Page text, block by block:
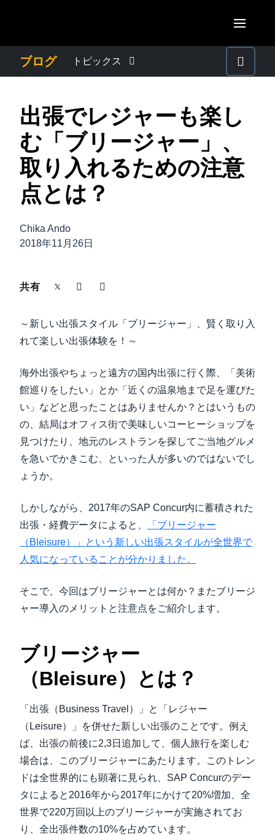
AMERICAS
Canada (English)
Canada (Français)
México (Español)
United Kingdom (English)
France (Français)
Deutschland (Deutsch)
Belgium (English)
Norway (English)
ASIA PACIFIC
Australia (English)
ブログ トピックス
プレスリリース
電子帳簿保存法・インボイス制度
経理・総務の豆知識
出張・経費管理トレンド
製品情報
サステナビリティ
働きかた改革
出張でレジャーも楽し
む「ブリージャー」、
取り入れるための注意
点とは？
Chika Ando
2018年11月26日
共有
～新しい出張スタイル「ブリージャー」、賢く取り入
れて楽しい出張体験を！～
海外出張やちょっと遠方の国内出張に行く際、「美術
館巡りをしたい」とか「近くの温泉地まで足を運びた
い」などと思ったことはありませんか？とはいうもの
の、結局はオフィス街で美味しいコーヒーショップを
見つけたり、地元のレストランを探してご当地グルメ
を急いでかきこむ、といった人が多いのではないでし
ょうか。
しかしながら、2017年のSAP Concur内に蓄積された
出張・経費データによると、
「ブリージャー
（Bleisure）」という新しい出張スタイルが全世界で
人気になっていることが分かりました。
そこで、今回はブリージャーとは何か？またブリージ
ャー導入のメリットと注意点をご紹介します。
ブリージャー
（Bleisure）とは？
「出張（Business Travel）」と「レジャー
（Leisure）」を併せた新しい出張のことです。例え
ば、出張の前後に2,3日追加して、個人旅行を楽しむ
場合は、このブリージャーにあたります。このトレン
ドは全世界的にも顕著に見られ、SAP Concurのデー
タによると2016年から2017年にかけて20%増加、全
世界で220万回以上のブリージャーが実施されてお
り、全出張件数の10%を占めています。